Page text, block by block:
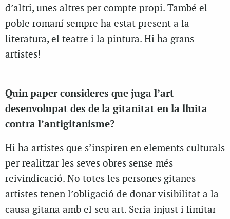
d’altri, unes altres per compte propi. També el
poble romaní sempre ha estat present a la
literatura, el teatre i la pintura. Hi ha grans
artistes!
Quin paper consideres que juga l’art
desenvolupat des de la gitanitat en la lluita
contra l’antigitanisme?
Hi ha artistes que s’inspiren en elements culturals
per realitzar les seves obres sense més
reivindicació. No totes les persones gitanes
artistes tenen l’obligació de donar visibilitat a la
causa gitana amb el seu art. Seria injust i limitar